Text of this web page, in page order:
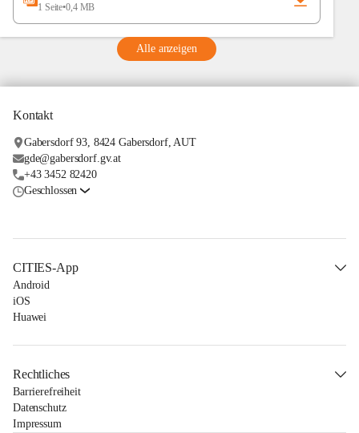
1 Seite•0,4 MB
Alle anzeigen
Kontakt
Gabersdorf 93, 8424 Gabersdorf, AUT
gde@gabersdorf.gv.at
+43 3452 82420
Geschlossen
CITIES-App
Android
iOS
Huawei
Rechtliches
Barrierefreiheit
Datenschutz
Impressum